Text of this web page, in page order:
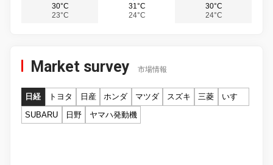
30°C
23°C
31°C
24°C
30°C
24°C
Market survey 市場情報
日経 トヨタ 日産 ホンダ マツダ スズキ 三菱
いすゞ
SUBARU
日野 ヤマハ発動機